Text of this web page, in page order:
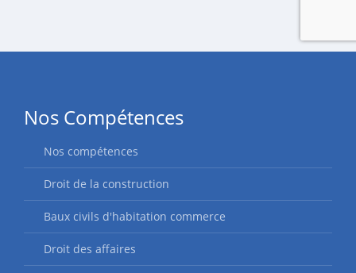
Nos Compétences
Nos compétences
Droit de la construction
Baux civils d'habitation commerce
Droit des affaires